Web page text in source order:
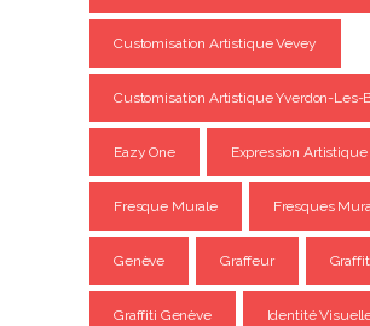
Customisation Artistique Vevey
Customisation Artistique Yverdon-Les-
Eazy One Expression Artistique
Fresque Murale Fresques
Genève Graffeur
Graffiti Genève Identité